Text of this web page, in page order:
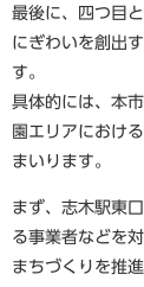
最後に、四つ目
にぎわいを創出
す。
具体的には、本
園エリアにおけ
まいります。
まず、志木駅東
る事業者などを
まちづくりを推